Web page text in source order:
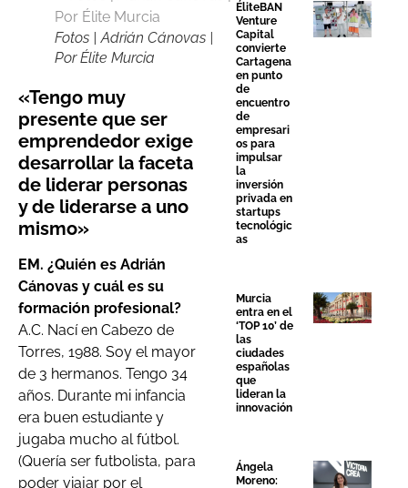
Fotos | Adrián Cánovas |
Por Élite Murcia
«Tengo muy
presente que ser
emprendedor exige
desarrollar la faceta
de liderar personas
y de liderarse a uno
mismo»
EM. ¿Quién es Adrián
Cánovas y cuál es su
formación profesional?
A.C. Nací en Cabezo de
Torres, 1988. Soy el mayor
de 3 hermanos. Tengo 34
años. Durante mi infancia
era buen estudiante y
jugaba mucho al fútbol.
(Quería ser futbolista, para
poder viajar por el
ÉliteBAN
Venture
Capital
convierte
Cartagena
en punto
de
encuentro
de
empresari
os para
impulsar
la
inversión
privada en
startups
tecnológic
as
Murcia
entra en el
‘TOP 10’ de
las
ciudades
españolas
que
lideran la
innovación
Ángela
Moreno: